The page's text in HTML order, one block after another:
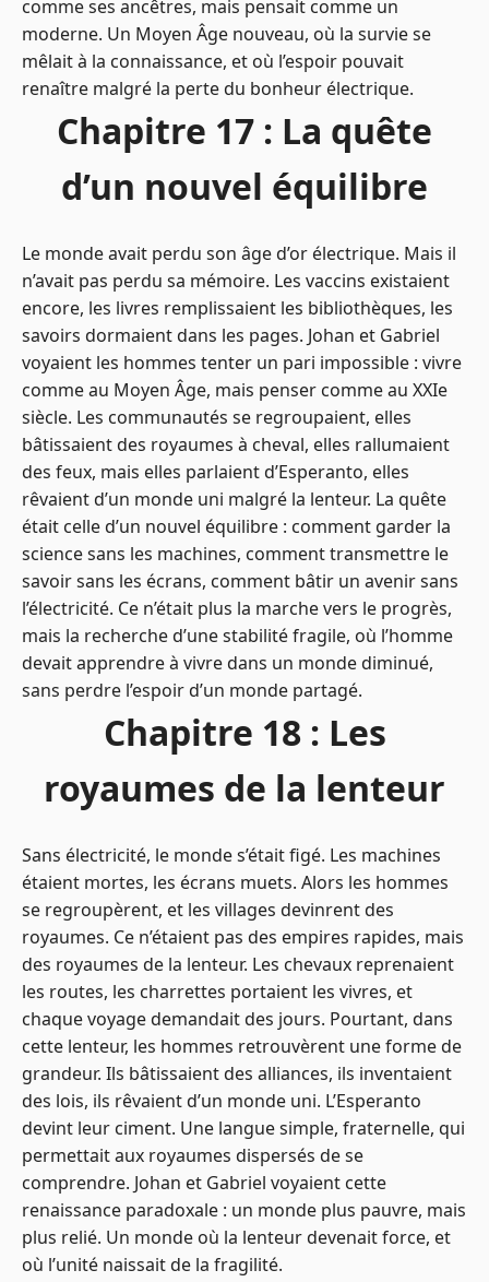
comme ses ancêtres, mais pensait comme un
moderne. Un Moyen Âge nouveau, où la survie se
mêlait à la connaissance, et où l’espoir pouvait
renaître malgré la perte du bonheur électrique.
Chapitre 17 : La quête
d’un nouvel équilibre
Le monde avait perdu son âge d’or électrique. Mais il
n’avait pas perdu sa mémoire. Les vaccins existaient
encore, les livres remplissaient les bibliothèques, les
savoirs dormaient dans les pages. Johan et Gabriel
voyaient les hommes tenter un pari impossible : vivre
comme au Moyen Âge, mais penser comme au XXIe
siècle. Les communautés se regroupaient, elles
bâtissaient des royaumes à cheval, elles rallumaient
des feux, mais elles parlaient d’Esperanto, elles
rêvaient d’un monde uni malgré la lenteur. La quête
était celle d’un nouvel équilibre : comment garder la
science sans les machines, comment transmettre le
savoir sans les écrans, comment bâtir un avenir sans
l’électricité. Ce n’était plus la marche vers le progrès,
mais la recherche d’une stabilité fragile, où l’homme
devait apprendre à vivre dans un monde diminué,
sans perdre l’espoir d’un monde partagé.
Chapitre 18 : Les
royaumes de la lenteur
Sans électricité, le monde s’était figé. Les machines
étaient mortes, les écrans muets. Alors les hommes
se regroupèrent, et les villages devinrent des
royaumes. Ce n’étaient pas des empires rapides, mais
des royaumes de la lenteur. Les chevaux reprenaient
les routes, les charrettes portaient les vivres, et
chaque voyage demandait des jours. Pourtant, dans
cette lenteur, les hommes retrouvèrent une forme de
grandeur. Ils bâtissaient des alliances, ils inventaient
des lois, ils rêvaient d’un monde uni. L’Esperanto
devint leur ciment. Une langue simple, fraternelle, qui
permettait aux royaumes dispersés de se
comprendre. Johan et Gabriel voyaient cette
renaissance paradoxale : un monde plus pauvre, mais
plus relié. Un monde où la lenteur devenait force, et
où l’unité naissait de la fragilité.